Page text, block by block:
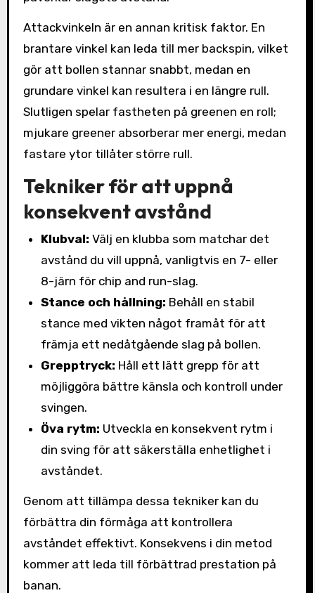
Attackvinkeln är en annan kritisk faktor. En
brantare vinkel kan leda till mer backspin, vilket
gör att bollen stannar snabbt, medan en
grundare vinkel kan resultera i en längre rull.
Slutligen spelar fastheten på greenen en roll;
mjukare greener absorberar mer energi, medan
fastare ytor tillåter större rull.
Tekniker för att uppnå
konsekvent avstånd
Klubval: Välj en klubba som matchar det
avstånd du vill uppnå, vanligtvis en 7- eller
8-järn för chip and run-slag.
Stance och hållning: Behåll en stabil
stance med vikten något framåt för att
främja ett nedåtgående slag på bollen.
Grepptryck: Håll ett lätt grepp för att
möjliggöra bättre känsla och kontroll under
svingen.
Öva rytm: Utveckla en konsekvent rytm i
din sving för att säkerställa enhetlighet i
avståndet.
Genom att tillämpa dessa tekniker kan du
förbättra din förmåga att kontrollera
avståndet effektivt. Konsekvens i din metod
kommer att leda till förbättrad prestation på
banan.